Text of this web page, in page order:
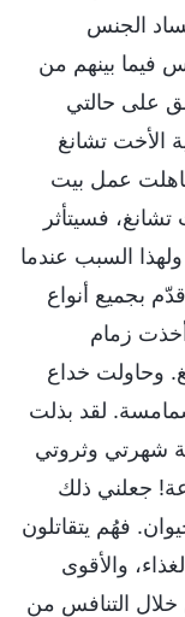
الجنس
فيما بينهم من
على حالتي
الأخت تشانغ
عمل بيت
تشانغ، فسيتأثر
السبب عندما
بجميع أنواع
زمام
وحاولت خداع
لقد بذلت
شهرتي وثروتي
جعلني ذلك
فهُم يتقاتلون
والأقوى
التنافس من